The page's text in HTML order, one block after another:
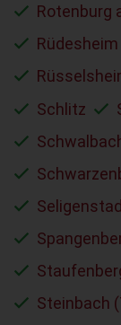
Rotenburg
Schlitz
Steinbach